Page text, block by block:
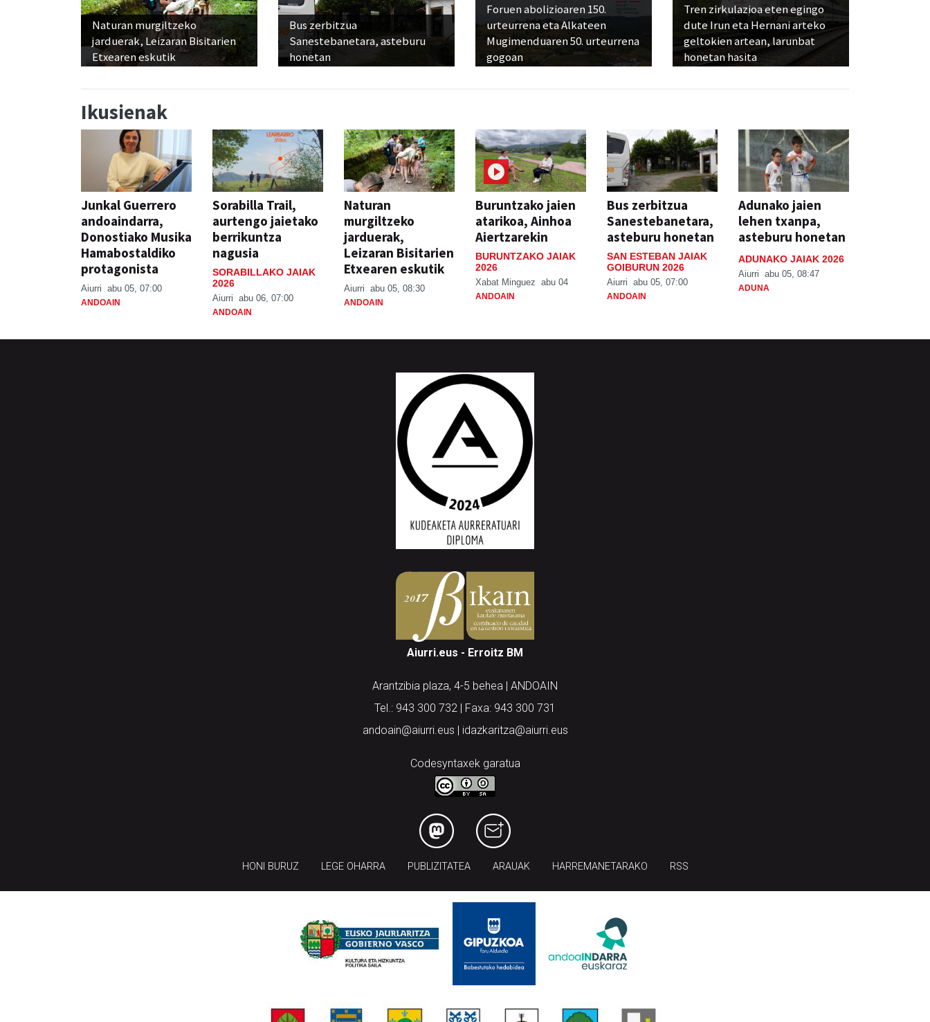
Naturan murgiltzeko
jarduerak, Leizaran Bisitarien
Etxearen eskutik
Bus zerbitzua
Sanestebanetara, asteburu
honetan
Foruen abolizioaren 150.
urteurrena eta Alkateen
Mugimenduaren 50. urteurrena
gogoan
Tren zirkulazioa eten egingo
dute Irun eta Hernani arteko
geltokien artean, larunbat
honetan hasita
Ikusienak
Junkal Guerrero
andoaindarra,
Donostiako Musika
Hamabostaldiko
protagonista
Aiurri abu 05, 07:00
ANDOAIN
Sorabilla Trail,
aurtengo jaietako
berrikuntza
nagusia
SORABILLAKO JAIAK
2026
Aiurri abu 06, 07:00
ANDOAIN
Naturan
murgiltzeko
jarduerak,
Leizaran Bisitarien
Etxearen eskutik
Aiurri abu 05, 08:30
ANDOAIN
Buruntzako jaien
atarikoa, Ainhoa
Aiertzarekin
BURUNTZAKO JAIAK
2026
Xabat Minguez abu 04
ANDOAIN
Bus zerbitzua
Sanestebanetara,
asteburu honetan
SAN ESTEBAN JAIAK
GOIBURUN 2026
Aiurri abu 05, 07:00
ANDOAIN
Adunako jaien
lehen txanpa,
asteburu honetan
ADUNAKO JAIAK 2026
Aiurri abu 05, 08:47
ADUNA
Aiurri.eus - Erroitz BM
Arantzibia plaza, 4-5 behea | ANDOAIN
Tel.: 943 300 732 | Faxa: 943 300 731
andoain@aiurri.eus | idazkaritza@aiurri.eus
Codesyntaxek garatua
HONI BURUZ LEGE OHARRA PUBLIZITATEA ARAUAK HARREMANETARAKO RSS